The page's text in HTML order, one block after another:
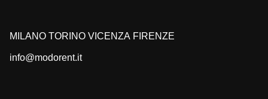
MILANO TORINO VICENZA FIRENZE
info@modorent.it